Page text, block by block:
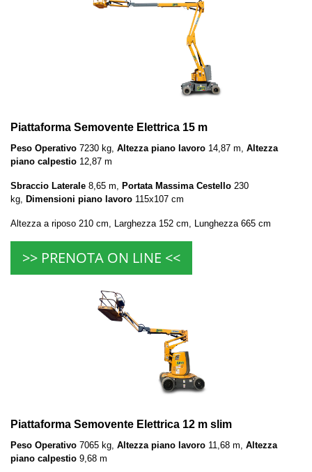
Piattaforma Semovente Elettrica 15 m
Peso Operativo 7230 kg, Altezza piano lavoro 14,87 m, Altezza
piano calpestio 12,87 m
Sbraccio Laterale 8,65 m, Portata Massima Cestello 230
kg, Dimensioni piano lavoro 115x107 cm
Altezza a riposo 210 cm, Larghezza 152 cm, Lunghezza 665 cm
>> PRENOTA ON LINE <<
Piattaforma Semovente Elettrica 12 m slim
Peso Operativo 7065 kg, Altezza piano lavoro 11,68 m, Altezza
piano calpestio 9,68 m